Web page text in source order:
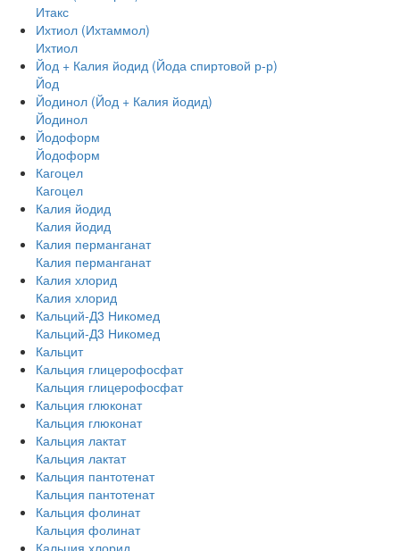
Итакс
Ихтиол (Ихтаммол)
Ихтиол
Йод + Калия йодид (Йода спиртовой р-р)
Йод
Йодинол (Йод + Калия йодид)
Йодинол
Йодоформ
Йодоформ
Кагоцел
Кагоцел
Калия йодид
Калия йодид
Калия перманганат
Калия перманганат
Калия хлорид
Калия хлорид
Кальций-Д3 Никомед
Кальций-Д3 Никомед
Кальцит
Кальция глицерофосфат
Кальция глицерофосфат
Кальция глюконат
Кальция глюконат
Кальция лактат
Кальция лактат
Кальция пантотенат
Кальция пантотенат
Кальция фолинат
Кальция фолинат
Кальция хлорид